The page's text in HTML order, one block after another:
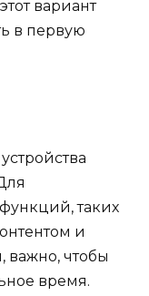
вариант
в первую
таких
и
чтобы
время.